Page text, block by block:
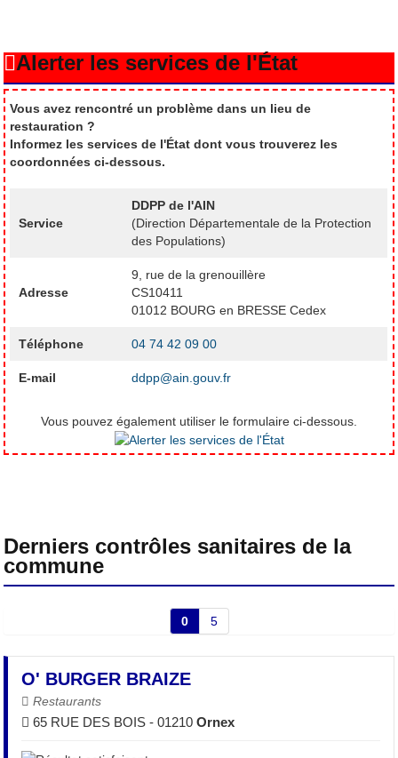
Alerter les services de l'État
Vous avez rencontré un problème dans un lieu de
restauration ?
Informez les services de l'État dont vous trouverez les
coordonnées ci-dessous.
Service
DDPP de l'AIN
(Direction Départementale de la Protection
des Populations)
Adresse
9, rue de la grenouillère
CS10411
01012 BOURG en BRESSE Cedex
Téléphone 04 74 42 09 00
E-mail ddpp@ain.gouv.fr
Vous pouvez également utiliser le formulaire ci-dessous.
Derniers contrôles sanitaires de la
commune
0 5
O' BURGER BRAIZE
Restaurants
65 RUE DES BOIS - 01210Ornex